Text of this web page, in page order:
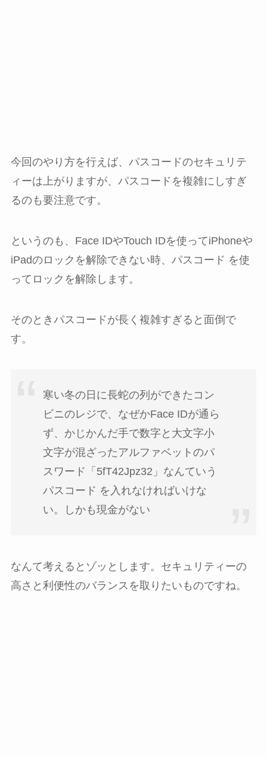
今回のやり方を行えば、パスコードのセキュリテ
ィーは上がりますが、パスコードを複雑にしすぎ
るのも要注意です。
というのも、Face IDやTouch IDを使ってiPhoneや
iPadのロックを解除できない時、パスコード を使
ってロックを解除します。
そのときパスコードが長く複雑すぎると面倒で
す。
寒い冬の日に長蛇の列ができたコン
ビニのレジで、なぜかFace IDが通ら
ず、かじかんだ手で数字と大文字小
文字が混ざったアルファベットのパ
スワード「5fT42Jpz32」なんていう
パスコード を入れなければいけな
い。しかも現金がない
なんて考えるとゾッとします。セキュリティーの
高さと利便性のバランスを取りたいものですね。